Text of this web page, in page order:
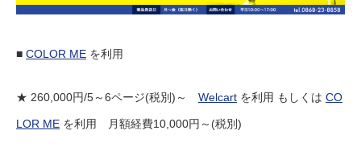
■ COLOR ME を利用
★ 260,000円/5～6ページ(税別)～ Welcart を利用 もしくは CO
LOR ME を利用 月額経費10,000円～(税別)